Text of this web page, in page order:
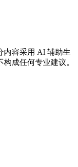
内容采用 AI 辅助生
成任何专业建议。